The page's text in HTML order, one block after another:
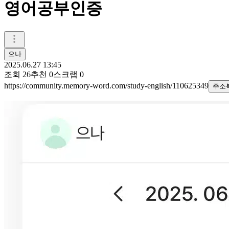
영어공부인증
으나
2025.06.27 13:45
조회 26추천 0스크랩 0
https://community.memory-word.com/study-english/110625349 주소